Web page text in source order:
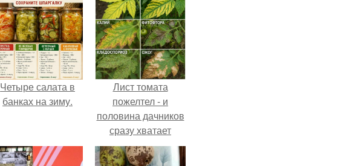
Четыре салата в
банках на зиму.
Лист томата
пожелтел - и
половина дачников
сразу хватает
удобрение.